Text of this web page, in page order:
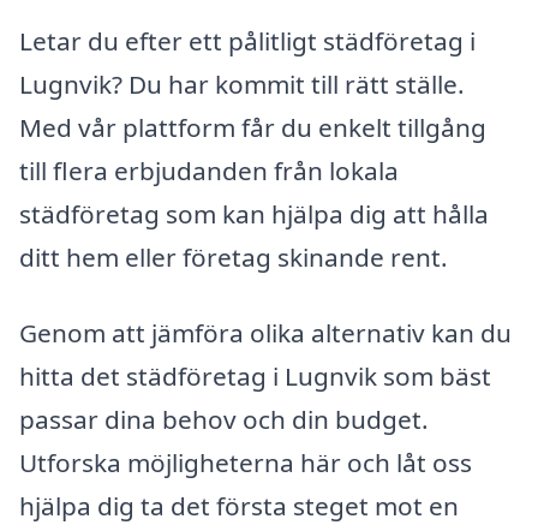
Letar du efter ett pålitligt städföretag i
Lugnvik? Du har kommit till rätt ställe.
Med vår plattform får du enkelt tillgång
till flera erbjudanden från lokala
städföretag som kan hjälpa dig att hålla
ditt hem eller företag skinande rent.
Genom att jämföra olika alternativ kan du
hitta det städföretag i Lugnvik som bäst
passar dina behov och din budget.
Utforska möjligheterna här och låt oss
hjälpa dig ta det första steget mot en